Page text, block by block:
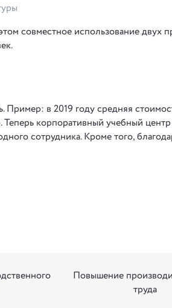
совместное использование двух
Пример: в 2019 году средняя
корпоративный учебный
сотрудника. Кроме того,
Повышение
труда